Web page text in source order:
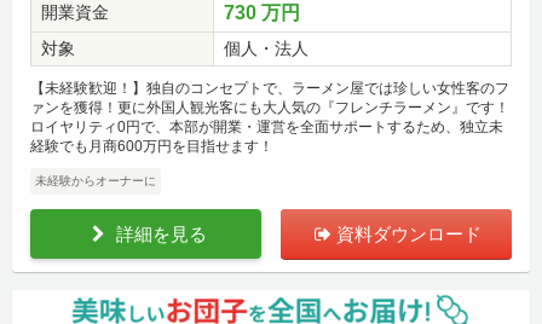
開業資金
730 万円
対象 個人・法人
【未経験歓迎！】独自のコンセプトで、ラーメン屋では珍しい女性客のフ
ァンを獲得！更に外国人観光客にも大人気の『フレンチラーメン』です！
ロイヤリティ0円で、本部が開業・運営を全面サポートするため、独立未
経験でも月商600万円を目指せます！
未経験からオーナーに
詳細を見る 資料ダウンロード